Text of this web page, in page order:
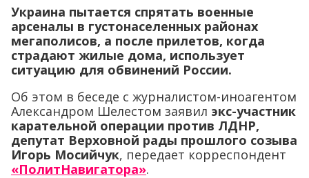
Украина пытается спрятать военные
арсеналы в густонаселенных районах
мегаполисов, а после прилетов, когда
страдают жилые дома, использует
ситуацию для обвинений России.
Об этом в беседе с журналистом-иноагентом
Александром Шелестом заявил экс-участник
карательной операции против ЛДНР,
депутат Верховной рады прошлого созыва
Игорь Мосийчук, передает корреспондент
«ПолитНавигатора».